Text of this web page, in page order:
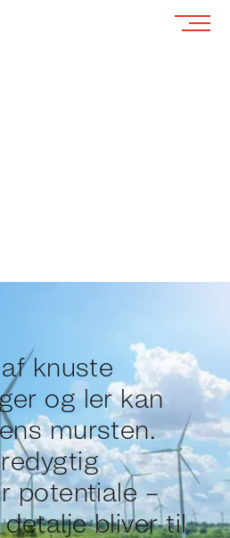
af knuste
og ler kan
mursten.
potentiale –
bliver til